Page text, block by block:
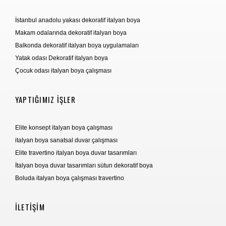
İstanbul anadolu yakası dekoratif italyan boya
Makam odalarında dekoratif italyan boya
Balkonda dekoratif italyan boya uygulamaları
Yatak odası Dekoratif italyan boya
Çocuk odası italyan boya çalışması
YAPTIĞIMIZ İŞLER
Elite konsept italyan boya çalışması
italyan boya sanatsal duvar çalışması
Elite travertino italyan boya duvar tasarımları
İtalyan boya duvar tasarımları sütun dekoratif boya
Boluda italyan boya çalışması travertino
İLETİŞİM